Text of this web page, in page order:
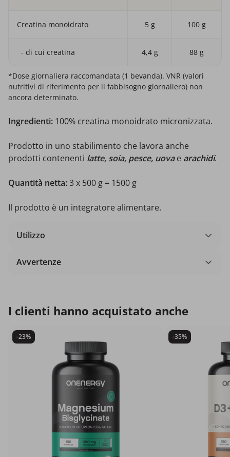
Creatina monoidrato 5 g 100 g
- di cui creatina 4,4 g 88 g
*Dose giornaliera raccomandata (1 bevanda). VNR (valori
nutritivi di riferimento per il fabbisogno giornaliero) non
ancora determinato.
Ingredienti: 100% creatina monoidrato micronizzata.
Prodotto in uno stabilimento che lavora anche
prodotti contenenti latte, soia, pesce, uovae arachidi.
Quantità netta:3 x 500 g = 1500 g
Il prodotto è un integratore alimentare.
Utilizzo
Avvertenze
I clienti hanno acquistato anche
-23% -35%